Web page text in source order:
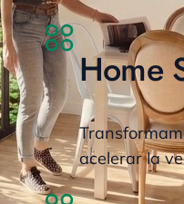
Home
acelerar la